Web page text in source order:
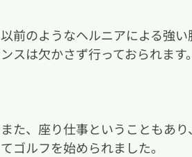
以前のようなヘルニアによる強
ンスは欠かさず行っておられます。
また、座り仕事ということもあ
てゴルフを始められました。